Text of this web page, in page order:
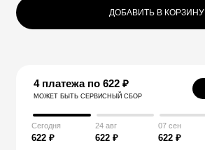
ДОБАВИТЬ В КОРЗИНУ
4 платежа по 622 ₽
МОЖЕТ БЫТЬ СЕРВИСНЫЙ СБОР
Сегодня
622 ₽
24 авг
622 ₽
07 сен
622 ₽